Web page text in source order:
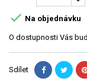
 Na objednávku
O dostupnosti Vás
Sdílet